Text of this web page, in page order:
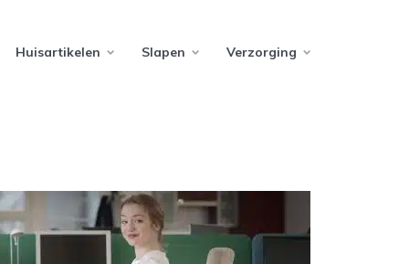
Huisartikelen Slapen Verzorging